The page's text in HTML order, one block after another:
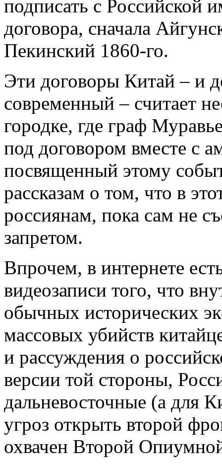
подписать с Российской
договора, сначала
Пекинский 1860-го.
Эти договоры Китай – и
современный – считает
городке, где граф
под договором вместе с
посвященный этому
рассказам о том, что в
россиянам, пока сам не
запретом.
Впрочем, в интернете
видеозаписи того, что
обычных исторических
массовых убийств
и рассуждения о
версии той стороны,
дальневосточные (а для
угроз открыть второй
охвачен Второй